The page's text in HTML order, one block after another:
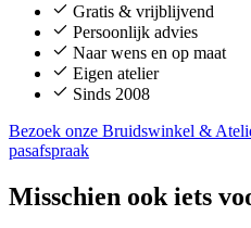
Gratis & vrijblijvend
Persoonlijk advies
Naar wens en op maat
Eigen atelier
Sinds 2008
Bezoek onze Bruidswinkel &
pasafspraak
Misschien ook iets